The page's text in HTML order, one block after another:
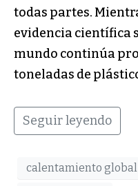
todas partes.
evidencia científica
mundo continúa
toneladas de
Seguir leyendo
calentamiento global